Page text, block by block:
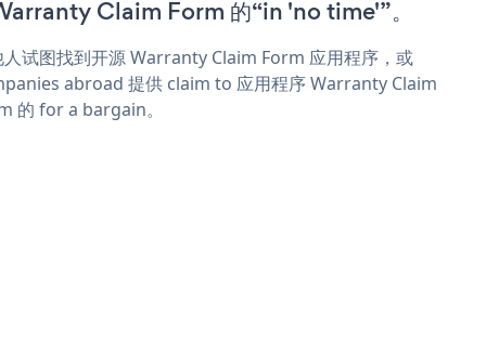
Claim Form 的“in 'no time'”。
人试图找到开源 Warranty Claim Form 应用程序，或
abroad 提供 claim to 应用程序 Warranty Claim
的 for a bargain。